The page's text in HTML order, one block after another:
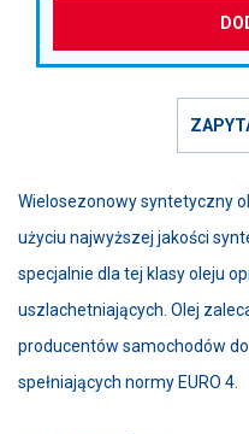
Wielosezonowy syntetyczny
użyciu najwyższej jakości
specjalnie dla tej klasy oleju
uszlachetniających. Olej
producentów samochodów
spełniających normy EURO 4.